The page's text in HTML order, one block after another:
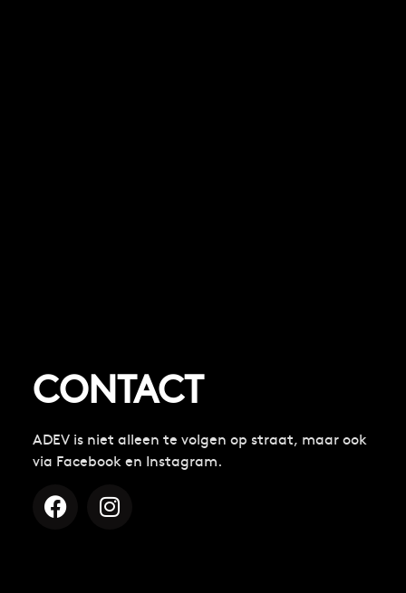
CONTACT
ADEV is niet alleen te volgen op straat, maar ook
via Facebook en Instagram.